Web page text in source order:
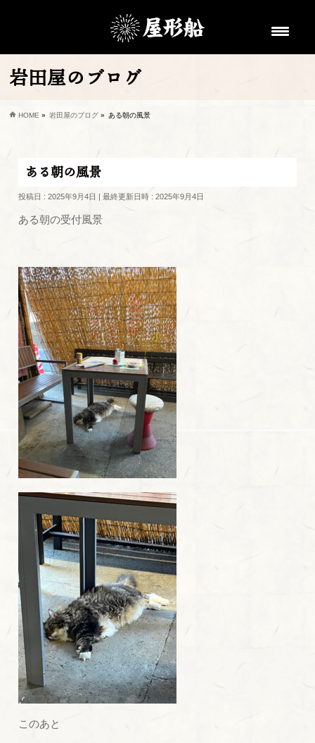
岩田屋のブログ
HOME » 岩田屋のブログ » ある朝の風景
ある朝の風景
投稿日 : 2025年9月4日 最終更新日時 : 2025年9月4日
ある朝の受付風景
このあと